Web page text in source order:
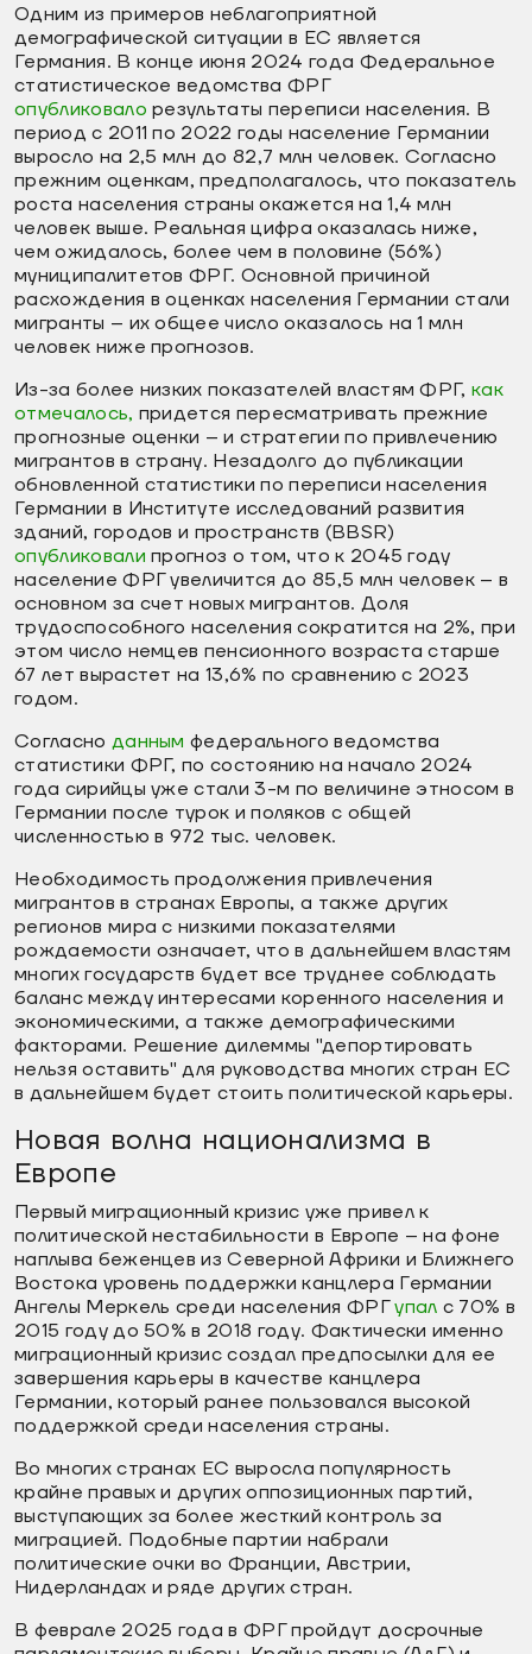
Одним из примеров неблагоприятной
демографической ситуации в ЕС является
Германия. В конце июня 2024 года Федеральное
статистическое ведомства ФРГ
опубликовалорезультаты переписи населения. В
период с 2011 по 2022 годы население Германии
выросло на 2,5 млн до 82,7 млн человек. Согласно
прежним оценкам, предполагалось, что показатель
роста населения страны окажется на 1,4 млн
человек выше. Реальная цифра оказалась ниже,
чем ожидалось, более чем в половине (56%)
муниципалитетов ФРГ. Основной причиной
расхождения в оценках населения Германии стали
мигранты – их общее число оказалось на 1 млн
человек ниже прогнозов.
Из-за более низких показателей властям ФРГ,как
отмечалось, придется пересматривать прежние
прогнозные оценки – и стратегии по привлечению
мигрантов в страну. Незадолго до публикации
обновленной статистики по переписи населения
Германии в Институте исследований развития
зданий, городов и пространств (BBSR)
опубликовалипрогноз о том, что к 2045 году
население ФРГ увеличится до 85,5 млн человек – в
основном за счет новых мигрантов. Доля
трудоспособного населения сократится на 2%, при
этом число немцев пенсионного возраста старше
67 лет вырастет на 13,6% по сравнению с 2023
годом.
Согласно данным федерального ведомства
статистики ФРГ, по состоянию на начало 2024
года сирийцы уже стали 3-м по величине этносом в
Германии после турок и поляков с общей
численностью в 972 тыс. человек.
Необходимость продолжения привлечения
мигрантов в странах Европы, а также других
регионов мира с низкими показателями
рождаемости означает, что в дальнейшем властям
многих государств будет все труднее соблюдать
баланс между интересами коренного населения и
экономическими, а также демографическими
факторами. Решение дилеммы "депортировать
нельзя оставить" для руководства многих стран ЕС
в дальнейшем будет стоить политической карьеры.
Новая волна национализма в
Европе
Первый миграционный кризис уже привел к
политической нестабильности в Европе – на фоне
наплыва беженцев из Северной Африки и Ближнего
Востока уровень поддержки канцлера Германии
Ангелы Меркель среди населения ФРГупал с 70% в
2015 году до 50% в 2018 году. Фактически именно
миграционный кризис создал предпосылки для ее
завершения карьеры в качестве канцлера
Германии, который ранее пользовался высокой
поддержкой среди населения страны.
Во многих странах ЕС выросла популярность
крайне правых и других оппозиционных партий,
выступающих за более жесткий контроль за
миграцией. Подобные партии набрали
политические очки во Франции, Австрии,
Нидерландах и ряде других стран.
В феврале 2025 года в ФРГ пройдут досрочные